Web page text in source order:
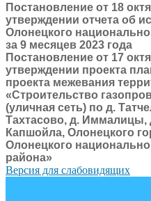
Постановление от 18
утверждении отчета об
Олонецкого
за 9 месяцев 2023 года
Постановление от 17
утверждении проекта
проекта межевания
«Строительство
(уличная сеть) по д.
Тахтасово, д.
Капшойла, Олонецкого
Олонецкого
района»
Версия для слабовидящих